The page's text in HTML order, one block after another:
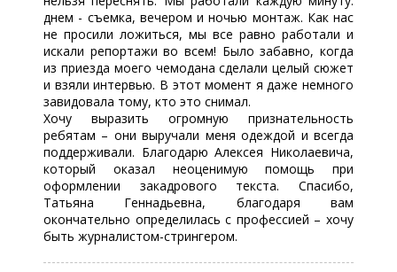
днем - съемка, вечером и ночью монтаж. Как нас
не просили ложиться, мы все равно работали и
искали репортажи во всем! Было забавно, когда
из приезда моего чемодана сделали целый сюжет
и взяли интервью. В этот момент я даже немного
завидовала тому, кто это снимал.
Хочу выразить огромную признательность
ребятам – они выручали меня одеждой и всегда
поддерживали. Благодарю Алексея Николаевича,
который оказал неоценимую помощь при
оформлении закадрового текста. Спасибо,
Татьяна Геннадьевна, благодаря вам
окончательно определилась с профессией – хочу
быть журналистом-стрингером.